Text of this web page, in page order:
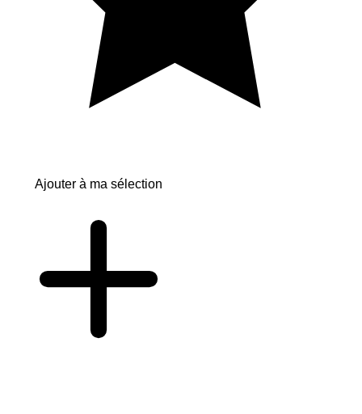
Ajouter à ma sélection